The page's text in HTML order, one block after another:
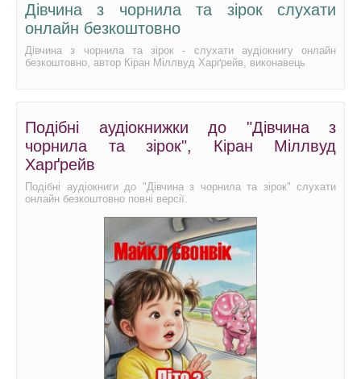
Дівчина з чорнила та зірок слухати
онлайн безкоштовно
Дівчина з чорнила та зірок - слухати аудіокнигу онлайн
безкоштовно, автор Кіран Міллвуд Харґрейв, виконавець
Подібні аудіокнижки до "Дівчина з
чорнила та зірок", Кіран Міллвуд
Харґрейв
Подібні аудіокниги до "Дівчина з чорнила та зірок" слухати
онлайн безкоштовно повні версії.